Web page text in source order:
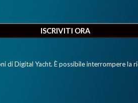
di Digital Yacht. È possibile interrompere la